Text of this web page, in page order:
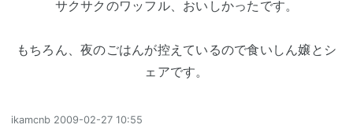
サクサクのワッフル、おいしかったです。
もちろん、夜のごはんが控えているので食いしん嬢とシ
ェアです。
ikamcnb 2009-02-27 10:55